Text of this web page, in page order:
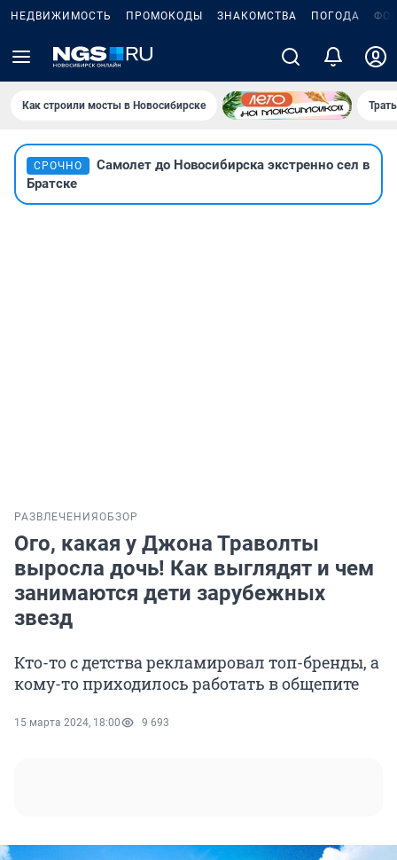
НЕДВИЖИМОСТЬ ПРОМОКОДЫ ЗНАКОМСТВА ПОГОДА
Как строили мосты в Новосибирске
СРОЧНО
Самолет до Новосибирска экстренно сел в
Братске
РАЗВЛЕЧЕНИЯ ОБЗОР
Ого, какая у Джона Траволты
выросла дочь! Как выглядят и чем
занимаются дети зарубежных
звезд
Кто-то с детства рекламировал топ-бренды, а
кому-то приходилось работать в общепите
15 марта 2024, 18:00 9 693